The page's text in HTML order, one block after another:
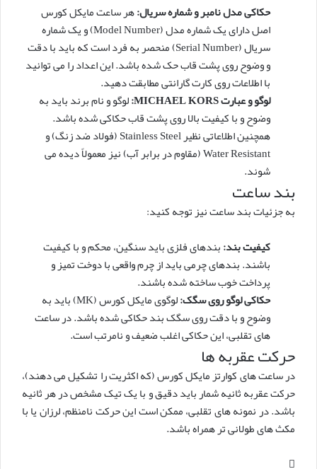
حکاکی مدل نامبر و شماره سریال:هر ساعت مایکل کورس
اصل دارای یک شماره مدل (Model Number) و یک شماره
سریال (Serial Number) منحصر به فرد است که باید با دقت
و وضوح روی پشت قاب حک شده باشد. این اعداد را می توانید
با اطلاعات روی کارت گارانتی مطابقت دهید.
لوگو و عبارت MICHAEL KORS:
لوگو و نام برند باید به
وضوح و با کیفیت بالا روی پشت قاب حکاکی شده باشد.
همچنین اطلاعاتی نظیر Stainless Steel (فولاد ضد زنگ) و
Water Resistant (مقاوم در برابر آب) نیز معمولاً دیده می
شوند.
بند ساعت
به جزئیات بند ساعت نیز توجه کنید:
کیفیت بند:بندهای فلزی باید سنگین، محکم و با کیفیت
باشند. بندهای چرمی باید از چرم واقعی با دوخت تمیز و
پرداخت خوب ساخته شده باشند.
حکاکی لوگو روی سگک:
لوگوی مایکل کورس (MK) باید به
وضوح و با دقت روی سگک بند حکاکی شده باشد. در ساعت
های تقلبی، این حکاکی اغلب ضعیف و نامرتب است.
حرکت عقربه ها
در ساعت های کوارتز مایکل کورس (که اکثریت را تشکیل می دهند)،
حرکت عقربه ثانیه شمار باید دقیق و با یک تیک مشخص در هر ثانیه
باشد. در نمونه های تقلبی، ممکن است این حرکت نامنظم، لرزان یا با
مکث های طولانی تر همراه باشد.